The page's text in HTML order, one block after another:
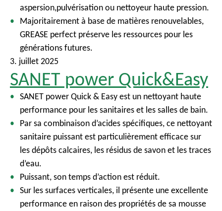
aspersion,pulvérisation ou nettoyeur haute pression.
Majoritairement à base de matières renouvelables,
GREASE perfect préserve les ressources pour les
générations futures.
3. juillet 2025
SANET power Quick&Easy
SANET power Quick & Easy est un nettoyant haute
performance pour les sanitaires et les salles de bain.
Par sa combinaison d’acides spécifiques, ce nettoyant
sanitaire puissant est particulièrement efficace sur
les dépôts calcaires, les résidus de savon et les traces
d’eau.
Puissant, son temps d’action est réduit.
Sur les surfaces verticales, il présente une excellente
performance en raison des propriétés de sa mousse